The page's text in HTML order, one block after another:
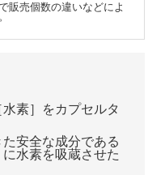
販売個数の違いなどによ
素］をカプセルタ
安全な成分である
水素を吸蔵させた